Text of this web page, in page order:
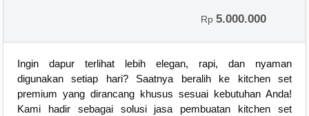
Rp5.000.000
Ingin dapur terlihat lebih elegan, rapi, dan nyaman
digunakan setiap hari? Saatnya beralih ke kitchen set
premium yang dirancang khusus sesuai kebutuhan Anda!
Kami hadir sebagai solusi jasa pembuatan kitchen set